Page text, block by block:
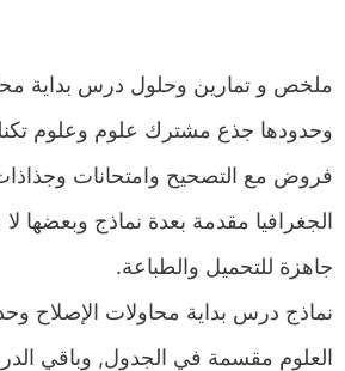
ملخص و تمارين وحلول درس بداية
فروض مع التصحيح وامتحانات
الجغرافيا مقدمة بعدة نماذج وبعضها
جاهزة للتحميل والطباعة.
نماذج درس بداية محاولات الإصلاح
العلوم مقسمة في الجدول, وباقي